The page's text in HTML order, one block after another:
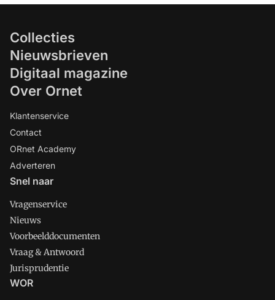
Collecties
Nieuwsbrieven
Digitaal magazine
Over Ornet
Klantenservice
Contact
ORnet Academy
Adverteren
Snel naar
Vragenservice
Nieuws
Voorbeelddocumenten
Vraag & Antwoord
Jurisprudentie
WOR